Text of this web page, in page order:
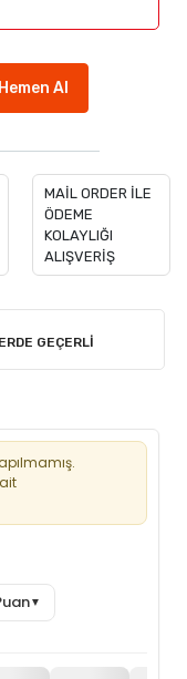
Hemen Al
MAİL ORDER İLE
ÖDEME
KOLAYLIĞI
ALIŞVERİŞ
GEÇERLİ
▼